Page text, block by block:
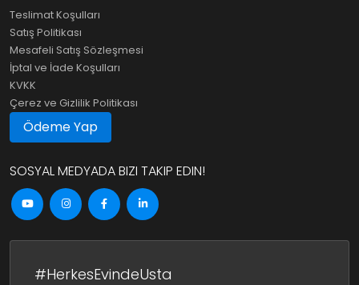
Teslimat Koşulları
Satış Politikası
Mesafeli Satış Sözleşmesi
İptal ve İade Koşulları
KVKK
Çerez ve Gizlilik Politikası
Ödeme Yap
SOSYAL MEDYADA BIZI TAKIP EDIN!
#HerkesEvindeUsta